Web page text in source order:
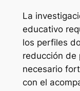
La
educativo
los perfiles
reducción de
necesario
con el